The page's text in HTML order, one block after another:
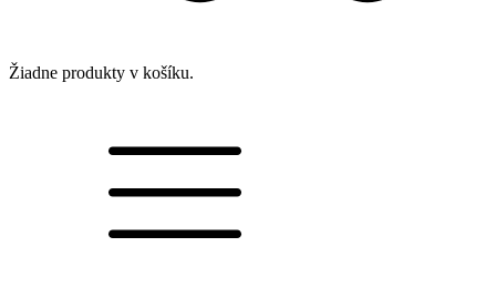
Žiadne produkty v košíku.